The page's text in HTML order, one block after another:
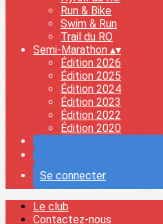
Run & Bike
Swim & Run
Trail du RO
Semi-Marathon ▴▾
Édition 2026
Édition 2025
Édition 2024
Édition 2023
Édition 2022
Édition 2020
Se connecter
Le club
Contactez-nous